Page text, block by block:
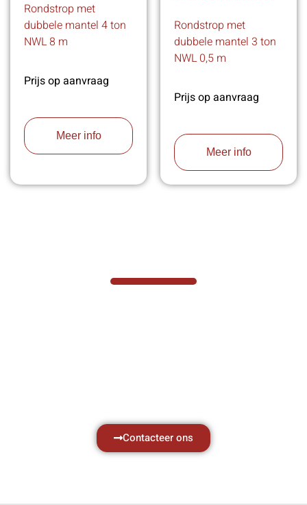
Rondstrop met
dubbele mantel 4 ton
NWL 8 m
Prijs op aanvraag
Meer info
Rondstrop met
dubbele mantel 3 ton
NWL 0,5 m
Prijs op aanvraag
Meer info
Contacteer ons